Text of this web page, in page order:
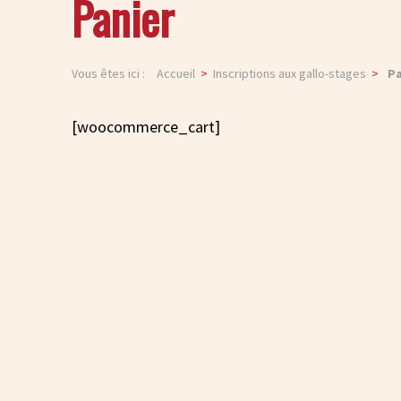
Panier
Vous êtes ici : Accueil Inscriptions aux gallo-stages
[woocommerce_cart]